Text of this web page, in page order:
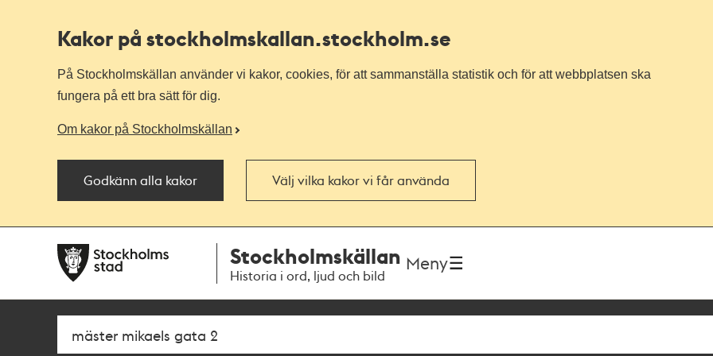
Kakor på stockholmskallan.stockholm.se
På Stockholmskällan använder vi kakor, cookies, för att sammanställa statistik och för att webbplatsen ska
fungera på ett bra sätt för dig.
Om kakor på Stockholmskällan
Godkänn alla kakor Välj vilka kakor vi får använda
navigationen
huvudinnehållet
Stockholmskällan
Historia i ord, ljud och bild
Meny
Sök